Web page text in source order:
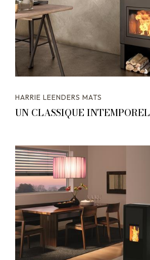
HARRIE LEENDERS MATS
UN CLASSIQUE INTEMPOREL